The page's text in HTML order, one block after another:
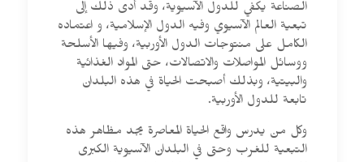
الصناعة يكفي للدول الآسيوية، وقد أدى ذلك إلى
تبعية العالم الآسيوي وفيه الدول الإسلامية، و اعتماده
الكامل على منتوجات الدول الأوربية، وفيها الأسلحة
ووسائل المواصلات والاتصالات، حتى المواد الغذائية
والبيتية، وبذلك أصبحت الحياة في هذه البلدان
تابعة للدول الأوربية.
وكل من يدرس واقع الحياة المعاصرة يجد مظاهر هذه
التبعية للغرب وحتى في البلدان الآسيوية الكبرى